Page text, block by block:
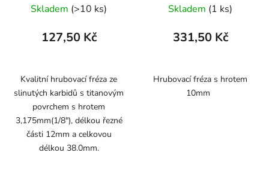
Skladem (>10 ks)
127,50 Kč
Kvalitní hrubovací fréza ze
slinutých karbidů s titanovým
povrchem s hrotem
3,175mm(1/8"), délkou řezné
části 12mm a celkovou
délkou 38.0mm.
Skladem (1 ks)
331,50 Kč
Hrubovací fréza s hrotem
10mm